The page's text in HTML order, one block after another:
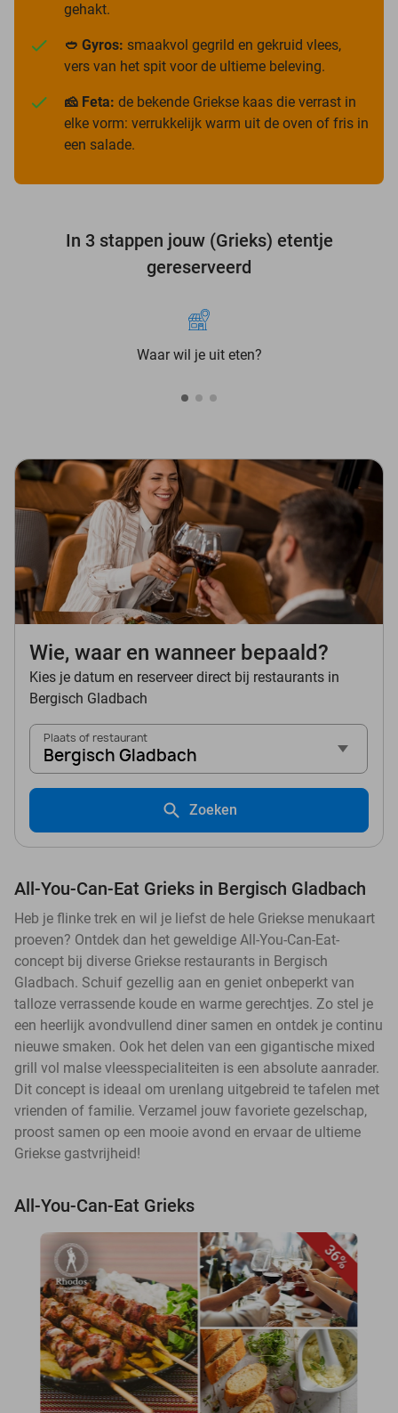
gehakt.
🥙 Gyros: smaakvol gegrild en gekruid vlees,
vers van het spit voor de ultieme beleving.
🧀 Feta: de bekende Griekse kaas die verrast in
elke vorm: verrukkelijk warm uit de oven of fris in
een salade.
In 3 stappen jouw (Grieks) etentje
gereserveerd
Waar wil je uit eten?
Wie, waar en wanneer bepaald?
Kies je datum en reserveer direct bij restaurants in
Bergisch Gladbach
Plaats of restaurant
Bergisch Gladbach
Zoeken
All-You-Can-Eat Grieks in Bergisch Gladbach
Heb je flinke trek en wil je liefst de hele Griekse menukaart
proeven? Ontdek dan het geweldige All-You-Can-Eat-
concept bij diverse Griekse restaurants in Bergisch
Gladbach. Schuif gezellig aan en geniet onbeperkt van
talloze verrassende koude en warme gerechtjes. Zo stel je
een heerlijk avondvullend diner samen en ontdek je continu
nieuwe smaken. Ook het delen van een gigantische mixed
grill vol malse vleesspecialiteiten is een absolute aanrader.
Dit concept is ideaal om urenlang uitgebreid te tafelen met
vrienden of familie. Verzamel jouw favoriete gezelschap,
proost samen op een mooie avond en ervaar de ultieme
Griekse gastvrijheid!
All-You-Can-Eat Grieks
36%